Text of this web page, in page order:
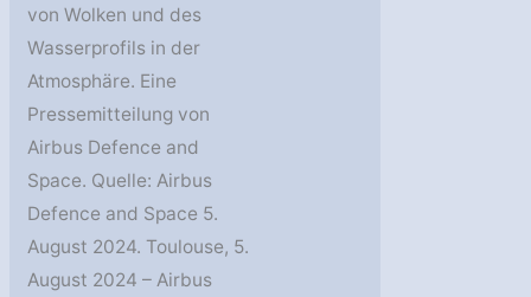
von Wolken und des
Wasserprofils in der
Atmosphäre. Eine
Pressemitteilung von
Airbus Defence and
Space. Quelle: Airbus
Defence and Space 5.
August 2024. Toulouse, 5.
August 2024 – Airbus